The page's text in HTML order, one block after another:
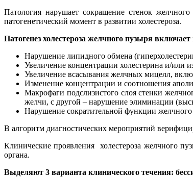
Патология нарушает сокращение стенок
патогенетический момент в развитии холестероза.
Патогенез холестероза желчного пузыря
Нарушение липидного обмена
Увеличение концентрации холестерина и/или
Увеличение всасывания желчных мицелл,
Изменение концентрации и соотношения
Макрофаги подслизистого слоя стенки
желчи, с другой – нарушение элиминации
Нарушение сократительной функции
В алгоритм диагностических мероприятий
Клинические проявления холестероза желчного
органа.
Выделяют 3 варианта клинического течения: